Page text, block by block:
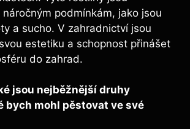
podmínkám, jako jsou
a sucho. V zahradnictví jsou
estetiku a schopnost přinášet
do zahrad.
jsou nejběžnější druhy
bych mohl pěstovat ve své